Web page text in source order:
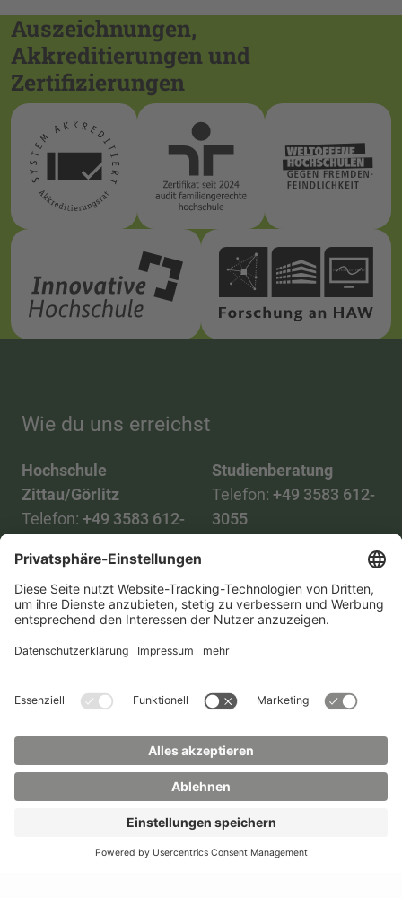
Auszeichnungen,
Akkreditierungen und
Zertifizierungen
Wie du uns erreichst
Hochschule
Zittau/Görlitz
Telefon: +49 3583 612-
Mail:info(at)hszg.de
Studienberatung
Telefon: +49 3583 612-
3055
Mail:
stud.info(at)hszg.de
TransparenzgesetzKontakt Lageplan